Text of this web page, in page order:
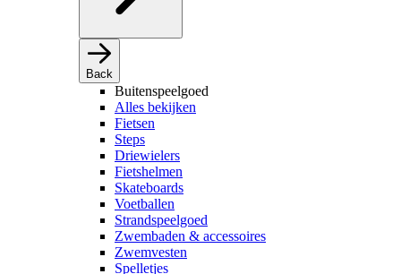
Back
Buitenspeelgoed
Alles bekijken
Fietsen
Steps
Driewielers
Fietshelmen
Skateboards
Voetballen
Strandspeelgoed
Zwembaden & accessoires
Zwemvesten
Spelletjes